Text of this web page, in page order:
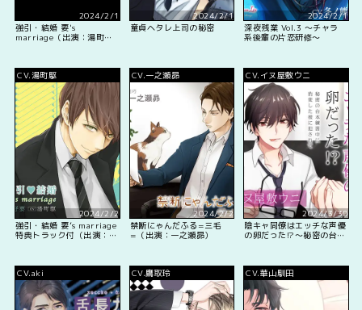
2024/2/1
強引・結婚 要's
marriage（出演：湯町
2024/2/1
童貞ヘタレ上司の秘密
2024/2/1
深夜残業 Vol.3 ～チャラ
系後輩の片恋研修～
CV.湯町駆
2024/2/2
強引・結婚 要’s marriage
特典トラック付（出演：湯
CV.一之瀬昴
2024/2/2
禁断にゃんだふる=三毛
=（出演：一之瀬昴）
CV.イヌ屋敷ウニ
2024/3/30
陰キャ同僚はエッチな声優
の卵だった!?〜秘密の台本
CV.aki
CV.鷹取玲 CV.華山馴田